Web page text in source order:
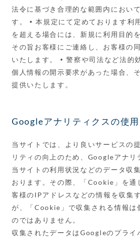
法令に基づき合理的な範囲内におい
す。
• 本規定にて定めております利
を超える場合には、新規に利用目的
その旨お客様にご連絡し、お客様の
いたします。
• 警察や司法など法的
個人情報の開示要求があった場合、
提供いたします。
Googleアナリティクスの使
当サイトでは、より良いサービスの
リティの向上のため、Googleアナリ
当サイトの利用状況などのデータ収
おります。その際、「Cookie」を通
客様のIPアドレスなどの情報を収集
が、「Cookie」で収集される情報は
のではありません。
収集されたデータはGoogleのプライ